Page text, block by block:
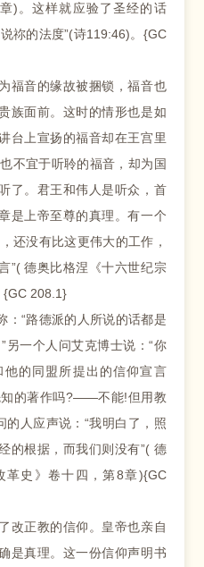
)。这样就应验了圣经的话
祢的法度”(诗119:46)。{GC
音的缘故被捆锁，福音也
族面前。这时的情形也是如
台上宣扬的福音却在王宫里
不宜于听聆的福音，却为国
了。君王和伟人是听众，首
是上帝至尊的真理。有一个
还没有比这更伟大的工作，
”( 德奥比格涅《十六世纪宗
{GC 208.1}
“路德派的人所说的话都是
另一个人问艾克博士说：“你
的同盟所提出的信仰宣言
知的著作吗?——不能!但用教
人应声说：“我明白了，照
的根据，而我们则没有”( 德
革史》卷十四，第8章){GC
正教的信仰。皇帝也亲自
是真理。这一份信仰声明书